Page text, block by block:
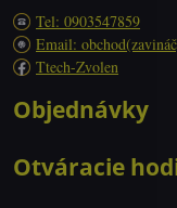
Tel: 0903547859
Email:
Ttech-Zvolen
Objednávky
Otváracie